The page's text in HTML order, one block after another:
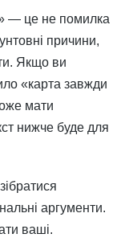
— це не помилка
причини,
Якщо ви
«карта завжди
мати
нижче буде для
аргументи.
ваші.